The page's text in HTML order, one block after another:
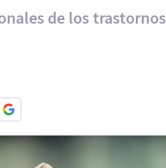
de los trastornos